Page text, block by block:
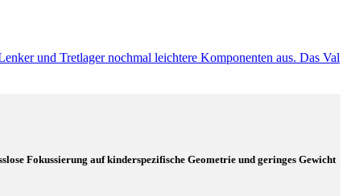
und Tretlager nochmal leichtere Komponenten aus. Das Val
Fokussierung auf kinderspezifische Geometrie und geringes Gewicht